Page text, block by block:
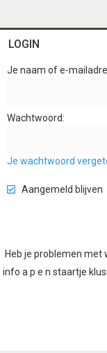
LOGIN
Je naam of e-
Wachtwoord
Je wachtwoord
Aangemeld blijven
Heb je problemen
info a p e n staartje